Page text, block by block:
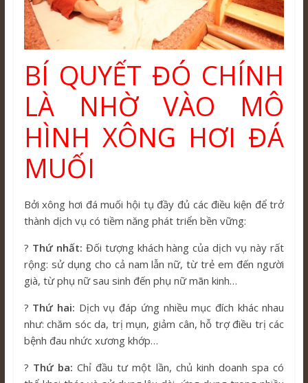
BÍ QUYẾT ĐÓ CHÍNH
LÀ NHỜ VÀO MÔ
HÌNH XÔNG HƠI ĐÁ
MUỐI
Bởi xông hơi đá muối hội tụ đầy đủ các điều kiện để trở
thành dịch vụ có tiềm năng phát triển bền vững:
? Thứ nhất: Đối tượng khách hàng của dịch vụ này rất
rộng: sử dụng cho cả nam lẫn nữ, từ trẻ em đến người
già, từ phụ nữ sau sinh đến phụ nữ mãn kinh…
? Thứ hai: Dịch vụ đáp ứng nhiều mục đích khác nhau
như: chăm sóc da, trị mụn, giảm cân, hỗ trợ điều trị các
bệnh đau nhức xương khớp…
? Thứ ba: Chỉ đầu tư một lần, chủ kinh doanh spa có